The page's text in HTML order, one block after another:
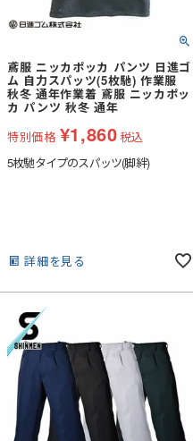
鳶服 ニッカポッカ パンツ 日進ゴ
ム 自力スパッツ(5枚馳) 作業服
秋冬 通年作業着 鳶服 ニッカポッ
カ パンツ 秋冬 通年
特別価格 ¥1,860税込
5枚馳タイプのスパッツ(脚絆)
詳細を見る